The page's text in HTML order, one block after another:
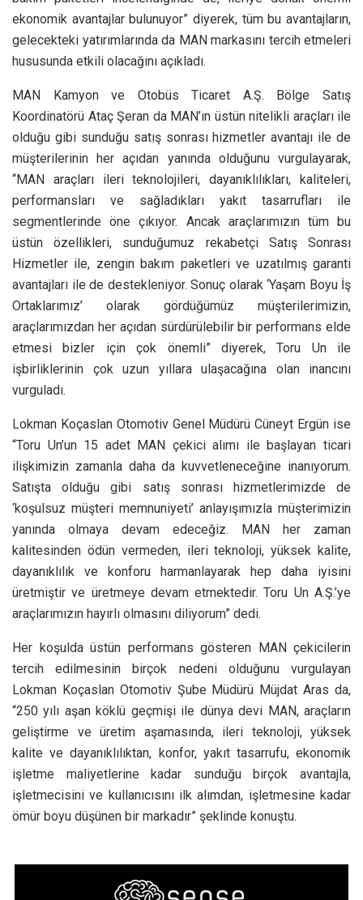
ekonomik avantajlar bulunuyor” diyerek, tüm bu avantajların,
gelecekteki yatırımlarında da MAN markasını tercih etmeleri
hususunda etkili olacağını açıkladı.
MAN Kamyon ve Otobüs Ticaret A.Ş. Bölge Satış
Koordinatörü Ataç Şeran da MAN’ın üstün nitelikli araçları ile
olduğu gibi sunduğu satış sonrası hizmetler avantajı ile de
müşterilerinin her açıdan yanında olduğunu vurgulayarak,
“MAN araçları ileri teknolojileri, dayanıklılıkları, kaliteleri,
performansları ve sağladıkları yakıt tasarrufları ile
segmentlerinde öne çıkıyor. Ancak araçlarımızın tüm bu
üstün özellikleri, sunduğumuz rekabetçi Satış Sonrası
Hizmetler ile, zengin bakım paketleri ve uzatılmış garanti
avantajları ile de destekleniyor. Sonuç olarak ‘Yaşam Boyu İş
Ortaklarımız’ olarak gördüğümüz müşterilerimizin,
araçlarımızdan her açıdan sürdürülebilir bir performans elde
etmesi bizler için çok önemli” diyerek, Toru Un ile
işbirliklerinin çok uzun yıllara ulaşacağına olan inancını
vurguladı.
Lokman Koçaslan Otomotiv Genel Müdürü Cüneyt Ergün ise
“Toru Un’un 15 adet MAN çekici alımı ile başlayan ticari
ilişkimizin zamanla daha da kuvvetleneceğine inanıyorum.
Satışta olduğu gibi satış sonrası hizmetlerimizde de
‘koşulsuz müşteri memnuniyeti’ anlayışımızla müşterimizin
yanında olmaya devam edeceğiz. MAN her zaman
kalitesinden ödün vermeden, ileri teknoloji, yüksek kalite,
dayanıklılık ve konforu harmanlayarak hep daha iyisini
üretmiştir ve üretmeye devam etmektedir. Toru Un A.Ş.’ye
araçlarımızın hayırlı olmasını diliyorum” dedi.
Her koşulda üstün performans gösteren MAN çekicilerin
tercih edilmesinin birçok nedeni olduğunu vurgulayan
Lokman Koçaslan Otomotiv Şube Müdürü Müjdat Aras da,
“250 yılı aşan köklü geçmişi ile dünya devi MAN, araçların
geliştirme ve üretim aşamasında, ileri teknoloji, yüksek
kalite ve dayanıklılıktan, konfor, yakıt tasarrufu, ekonomik
işletme maliyetlerine kadar sunduğu birçok avantajla,
işletmecisini ve kullanıcısını ilk alımdan, işletmesine kadar
ömür boyu düşünen bir markadır” şeklinde konuştu.